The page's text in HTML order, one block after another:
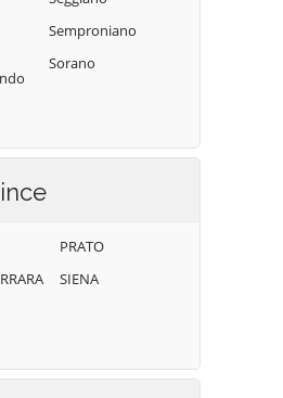
Semproniano
Sorano
PRATO
SIENA